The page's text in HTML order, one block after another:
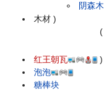
木材
阴森木
)
红王朝瓦
(
)
泡泡
糖棒块